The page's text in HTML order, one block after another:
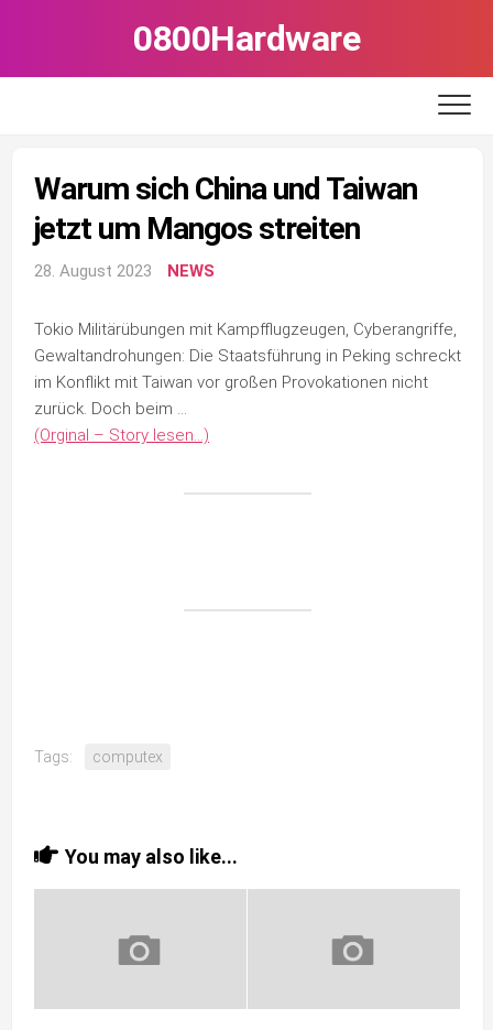
0800Hardware
Warum sich China und Taiwan
jetzt um Mangos streiten
28. August 2023 NEWS
Tokio Militärübungen mit Kampfflugzeugen, Cyberangriffe,
Gewaltandrohungen: Die Staatsführung in Peking schreckt
im Konflikt mit Taiwan vor großen Provokationen nicht
zurück. Doch beim …
(Orginal – Story lesen…)
Tags: computex
You may also like...